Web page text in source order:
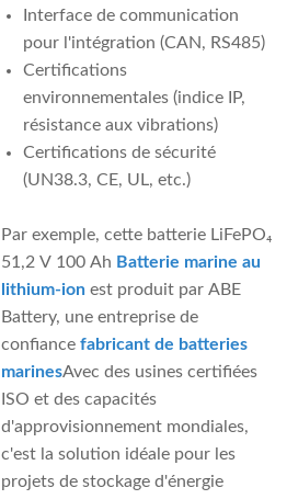
Interface de communication
pour l'intégration (CAN, RS485)
Certifications
environnementales (indice IP,
résistance aux vibrations)
Certifications de sécurité
(UN38.3, CE, UL, etc.)
Par exemple, cette batterie LiFePO₄
51,2 V 100 Ah Batterie marine au
lithium-ionest produit par ABE
Battery, une entreprise de
confiance fabricant de batteries
marinesAvec des usines certifiées
ISO et des capacités
d'approvisionnement mondiales,
c'est la solution idéale pour les
projets de stockage d'énergie